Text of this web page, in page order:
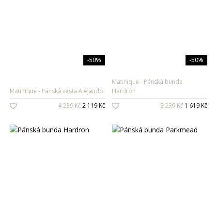
-50%
Matinique
Pánská vesta Alejando
4 239 Kč2 119 Kč
-50%
Matinique
Pánská bunda
Hardron
3 239 Kč 1 619 Kč